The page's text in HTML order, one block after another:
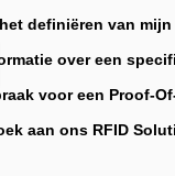
definiëren van mijn
over een
voor een Proof-
aan ons RFID